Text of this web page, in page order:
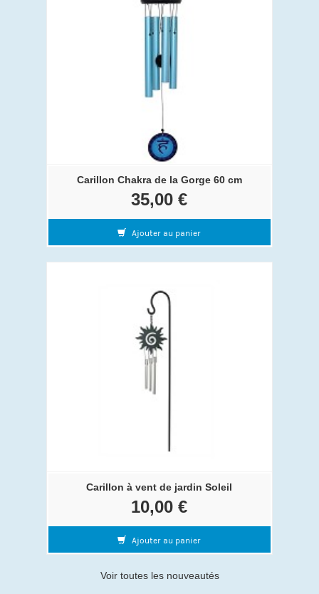
Carillon Chakra de la Gorge 60 cm
35,00 €
Ajouter au panier
Carillon à vent de jardin Soleil
10,00 €
Ajouter au panier
Voir toutes les nouveautés